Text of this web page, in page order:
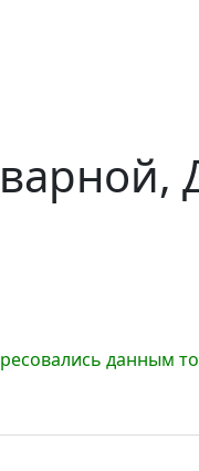
данным